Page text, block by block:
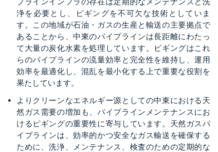
浄を必要とし、ピギングを不可欠な技術としていま
す。この地域が石油・ガスの生産と輸送の主要拠点で
あることから、中東のパイプラインは長距離にわたっ
て大量の炭化水素を処理しています。ピギングはこれ
らのパイプラインの流量効率と完全性を維持し、運用
効率を最適化し、混乱を最小化する上で重要な役割を
果たしています。
よりクリーンなエネルギー源としての中東における天
然ガス需要の増加も、パイプラインメンテナンスにお
けるピギングの重要性に寄与しています。天然ガスパ
イプラインは、効率的かつ安全なガス輸送を確保する
ために、洗浄、メンテナンス、検査のための定期的な